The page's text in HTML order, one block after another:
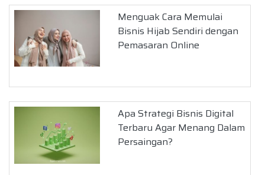
Menguak Cara Memulai
Bisnis Hijab Sendiri dengan
Pemasaran Online
Apa Strategi Bisnis Digital
Terbaru Agar Menang Dalam
Persaingan?